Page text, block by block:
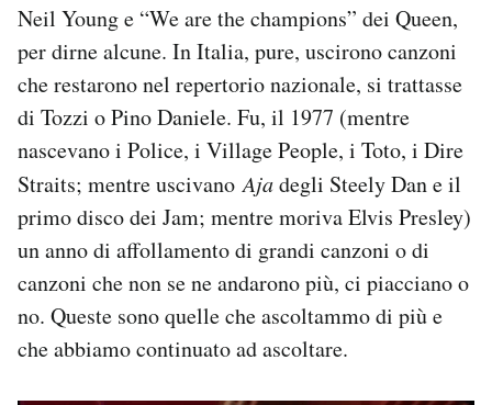
Hai bisogno di aiuto?
Esci
Neil Young e “We are the champions” dei Queen,
per dirne alcune. In Italia, pure, uscirono canzoni
che restarono nel repertorio nazionale, si trattasse
di Tozzi o Pino Daniele. Fu, il 1977 (mentre
nascevano i Police, i Village People, i Toto, i Dire
Straits; mentre uscivanoAjadegli Steely Dan e il
primo disco dei Jam; mentre moriva Elvis Presley)
un anno di affollamento di grandi canzoni o di
canzoni che non se ne andarono più, ci piacciano o
no. Queste sono quelle che ascoltammo di più e
che abbiamo continuato ad ascoltare.